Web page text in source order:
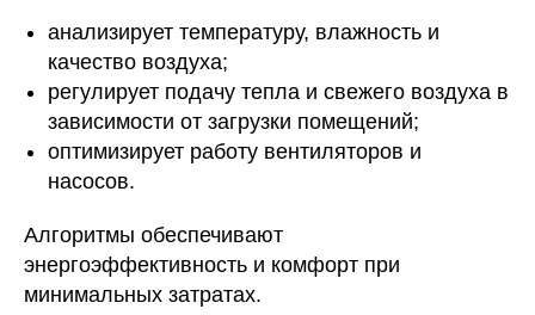
анализирует температуру, влажность и
качество воздуха;
регулирует подачу тепла и свежего воздуха в
зависимости от загрузки помещений;
оптимизирует работу вентиляторов и
насосов.
Алгоритмы обеспечивают
энергоэффективность и комфорт при
минимальных затратах.